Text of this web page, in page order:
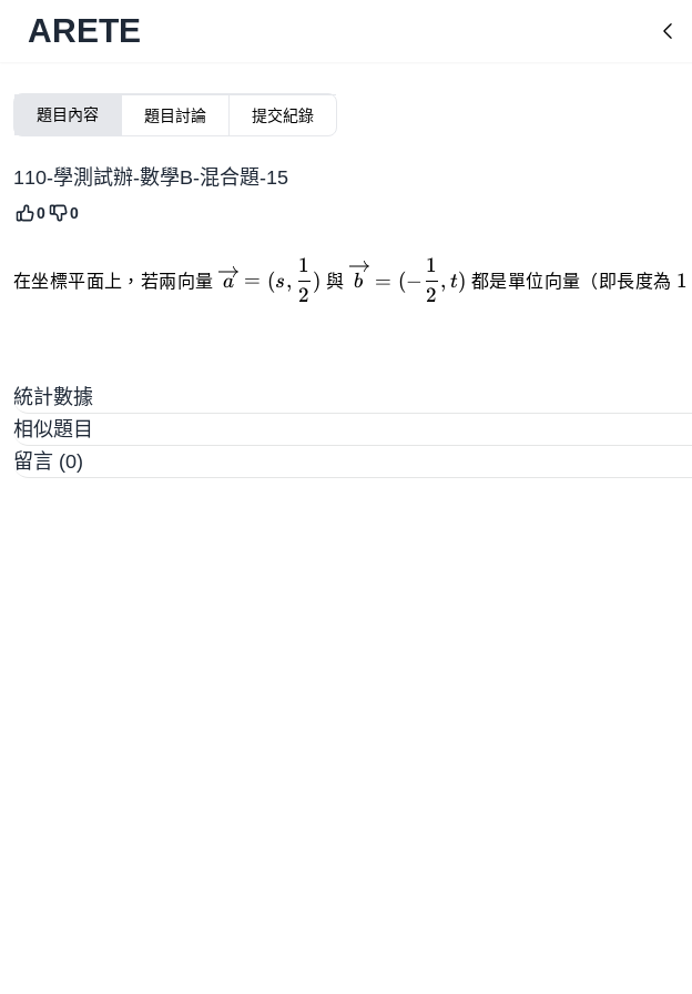
ARETE
題目內容 題目討論 提交紀錄
110-學測試辦-數學B-混合題-15
0 0
在坐標平面上，若兩向量 \overrightarrow{a}=
(s,\dfrac{1}{2})
a = (s,
2
1
) 與 \overrightarrow{b}=
(-\dfrac{1}{2},t)
b = (−
2
1
, t) 都是單位向量（即長度為 1
1
統計數據
相似題目
留言 (0)